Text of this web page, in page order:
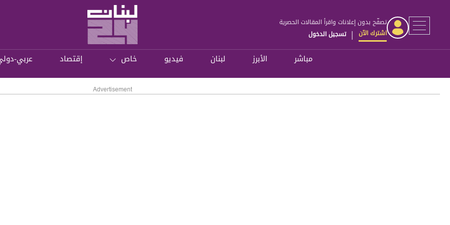
تصفّح بدون إعلانات واقرأ المقالات الحصرية
اشترك الآن | تسجيل الدخول
مباشر الأبرز لبنان فيديو خاص إقتصاد عربي-
Advertisement